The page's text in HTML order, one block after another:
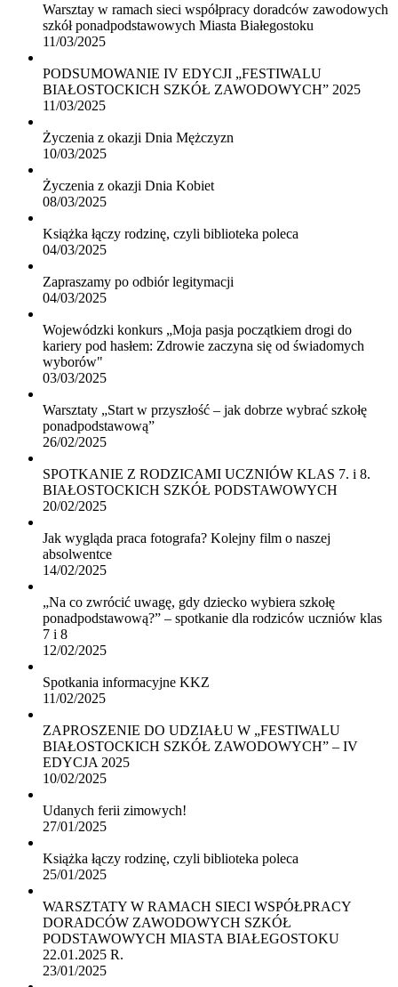
Warsztay w ramach sieci współpracy doradców zawodowych
szkół ponadpodstawowych Miasta Białegostoku
11/03/2025
PODSUMOWANIE IV EDYCJI „FESTIWALU
BIAŁOSTOCKICH SZKÓŁ ZAWODOWYCH” 2025
11/03/2025
Życzenia z okazji Dnia Mężczyzn
10/03/2025
Życzenia z okazji Dnia Kobiet
08/03/2025
Książka łączy rodzinę, czyli biblioteka poleca
04/03/2025
Zapraszamy po odbiór legitymacji
04/03/2025
Wojewódzki konkurs „Moja pasja początkiem drogi do
kariery pod hasłem: Zdrowie zaczyna się od świadomych
wyborów"
03/03/2025
Warsztaty „Start w przyszłość – jak dobrze wybrać szkołę
ponadpodstawową”
26/02/2025
SPOTKANIE Z RODZICAMI UCZNIÓW KLAS 7. i 8.
BIAŁOSTOCKICH SZKÓŁ PODSTAWOWYCH
20/02/2025
Jak wygląda praca fotografa? Kolejny film o naszej
absolwentce
14/02/2025
„Na co zwrócić uwagę, gdy dziecko wybiera szkołę
ponadpodstawową?” – spotkanie dla rodziców uczniów klas
7 i 8
12/02/2025
Spotkania informacyjne KKZ
11/02/2025
ZAPROSZENIE DO UDZIAŁU W „FESTIWALU
BIAŁOSTOCKICH SZKÓŁ ZAWODOWYCH” – IV
EDYCJA 2025
10/02/2025
Udanych ferii zimowych!
27/01/2025
Książka łączy rodzinę, czyli biblioteka poleca
25/01/2025
WARSZTATY W RAMACH SIECI WSPÓŁPRACY
DORADCÓW ZAWODOWYCH SZKÓŁ
PODSTAWOWYCH MIASTA BIAŁEGOSTOKU
22.01.2025 R.
23/01/2025